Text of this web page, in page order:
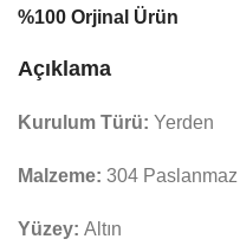
%100 Orjinal Ürün
Açıklama
Kurulum Türü: Yerden
Malzeme: 304 Paslanmaz
Yüzey: Altın